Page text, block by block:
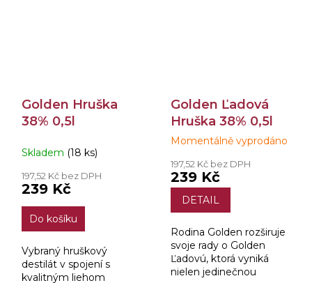
Golden Hruška
38% 0,5l
Skladem (18 ks)
197,52 Kč bez DPH
239 Kč
Do košíku
Vybraný hruškový
destilát v spojení s
kvalitným liehom
Golden Ľadová
Hruška 38% 0,5l
Průměrné
produktu
je
4,0
hvězdiček.
Momentálně vyprodáno
197,52 Kč bez DPH
239 Kč
DETAIL
Rodina Golden rozširuje
svoje rady o Golden
Ľadovú, ktorá vyniká
nielen jedinečnou